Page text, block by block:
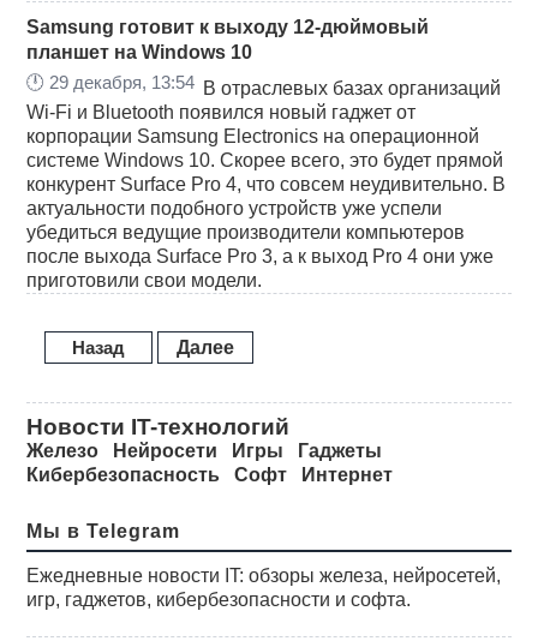
Samsung готовит к выходу 12-дюймовый
планшет на Windows 10
🕛 29 декабря, 13:54 В отраслевых базах организаций
Wi-Fi и Bluetooth появился новый гаджет от
корпорации Samsung Electronics на операционной
системе Windows 10. Скорее всего, это будет прямой
конкурент Surface Pro 4, что совсем неудивительно. В
актуальности подобного устройств уже успели
убедиться ведущие производители компьютеров
после выхода Surface Pro 3, а к выход Pro 4 они уже
приготовили свои модели.
Назад Далее
Новости IT-технологий
Железо Нейросети Игры
Гаджеты
Кибербезопасность
Софт Интернет
Мы в Telegram
Ежедневные новости IT: обзоры железа, нейросетей,
игр, гаджетов, кибербезопасности и софта.